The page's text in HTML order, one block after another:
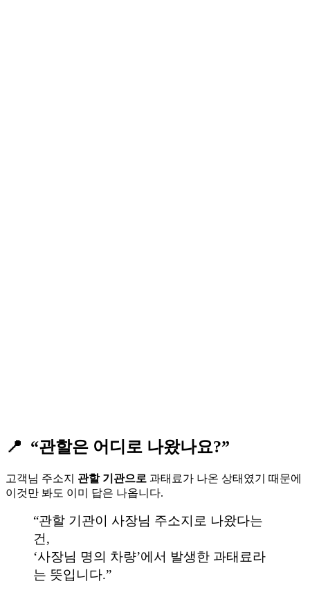
📍 “관할은 어디로 나왔나요?”
고객님 주소지 관할 기관으로 과태료가 나온 상태였기 때문에
이것만 봐도 이미 답은 나옵니다.
“관할 기관이 사장님 주소지로 나왔다는
건,
‘사장님 명의 차량’에서 발생한 과태료라
는 뜻입니다.”